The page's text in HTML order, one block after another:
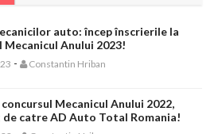
auto: încep înscrierile la
Mecanicul Anului 2023!
- Constantin Hriban
Mecanicul Anului 2022,
catre AD Auto Total Romania!